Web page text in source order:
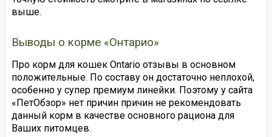
выше.
Выводы о корме «Онтарио»
Про корм для кошек Ontario отзывы в основном
положительные. По составу он достаточно неплохой,
особенно у супер премиум линейки. Поэтому у сайта
«ПетОбзор» нет причин причин не рекомендовать
данный корм в качестве основного рациона для
Ваших питомцев.